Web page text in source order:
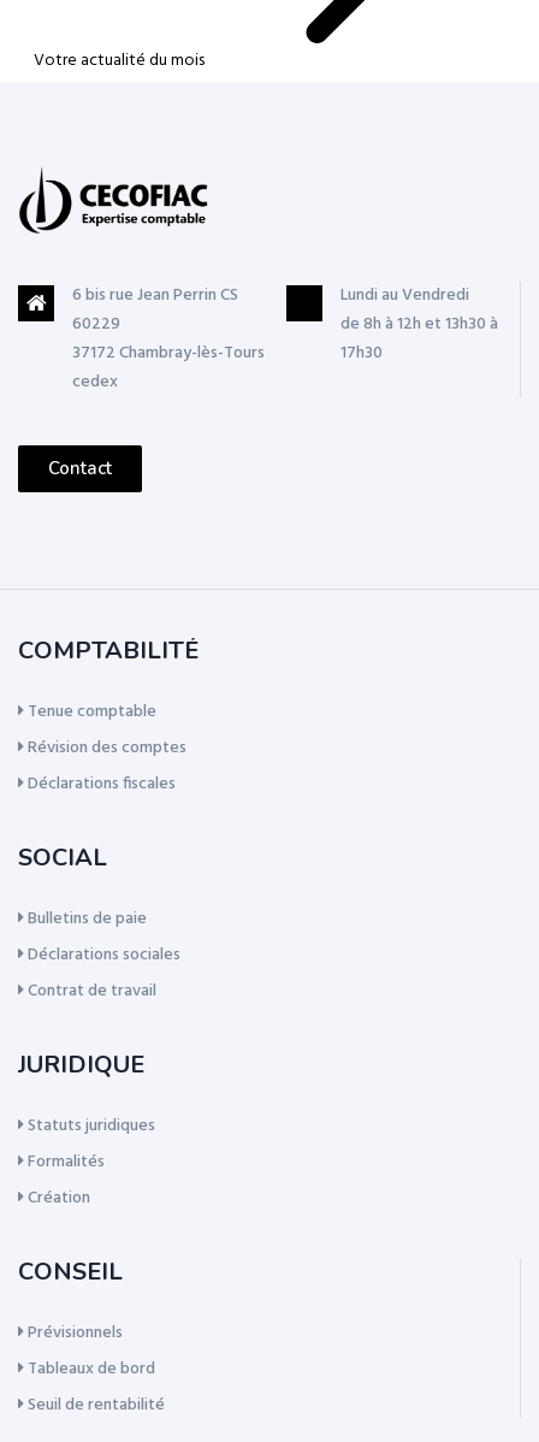
Votre actualité du mois
6 bis rue Jean Perrin CS
60229
37172 Chambray-lès-Tours
cedex
Lundi au Vendredi
de 8h à 12h et 13h30 à
17h30
Contact
COMPTABILITÉ
Tenue comptable
Révision des comptes
Déclarations fiscales
SOCIAL
Bulletins de paie
Déclarations sociales
Contrat de travail
JURIDIQUE
Statuts juridiques
Formalités
Création
CONSEIL
Prévisionnels
Tableaux de bord
Seuil de rentabilité